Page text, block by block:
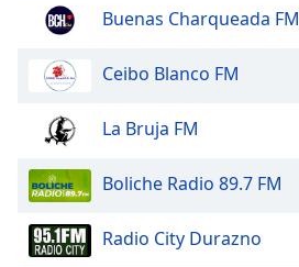
Family
Buenas Charqueada FM
Ceibo Blanco FM
La Bruja FM
Boliche Radio 89.7 FM
Radio City Durazno